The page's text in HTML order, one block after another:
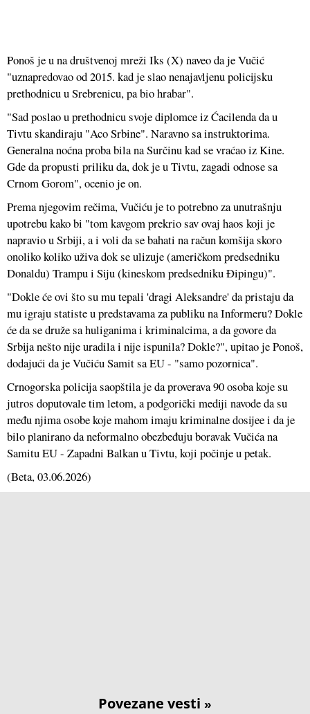
Ponoš je u na društvenoj mreži Iks (X) naveo da je Vučić
"uznapredovao od 2015. kad je slao nenajavljenu policijsku
prethodnicu u Srebrenicu, pa bio hrabar".
"Sad poslao u prethodnicu svoje diplomce iz Ćacilenda da u
Tivtu skandiraju "Aco Srbine". Naravno sa instruktorima.
Generalna noćna proba bila na Surčinu kad se vraćao iz Kine.
Gde da propusti priliku da, dok je u Tivtu, zagadi odnose sa
Crnom Gorom", ocenio je on.
Prema njegovim rečima, Vučiću je to potrebno za unutrašnju
upotrebu kako bi "tom kavgom prekrio sav ovaj haos koji je
napravio u Srbiji, a i voli da se bahati na račun komšija skoro
onoliko koliko uživa dok se ulizuje (američkom predsedniku
Donaldu) Trampu i Siju (kineskom predsedniku Đipingu)".
"Dokle će ovi što su mu tepali 'dragi Aleksandre' da pristaju da
mu igraju statiste u predstavama za publiku na Informeru? Dokle
će da se druže sa huliganima i kriminalcima, a da govore da
Srbija nešto nije uradila i nije ispunila? Dokle?", upitao je Ponoš,
dodajući da je Vučiću Samit sa EU - "samo pozornica".
Crnogorska policija saopštila je da proverava 90 osoba koje su
jutros doputovale tim letom, a podgorički mediji navode da su
među njima osobe koje mahom imaju kriminalne dosijee i da je
bilo planirano da neformalno obezbeđuju boravak Vučića na
Samitu EU - Zapadni Balkan u Tivtu, koji počinje u petak.
(Beta, 03.06.2026)
Povezane vesti »